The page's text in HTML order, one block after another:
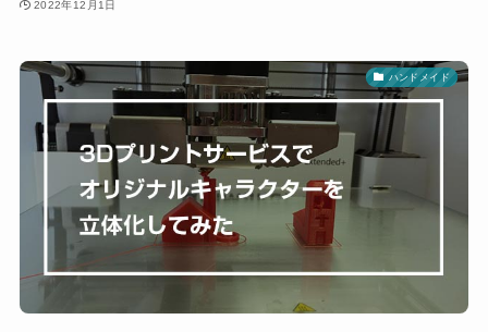
2022年12月1日
ハンドメイド